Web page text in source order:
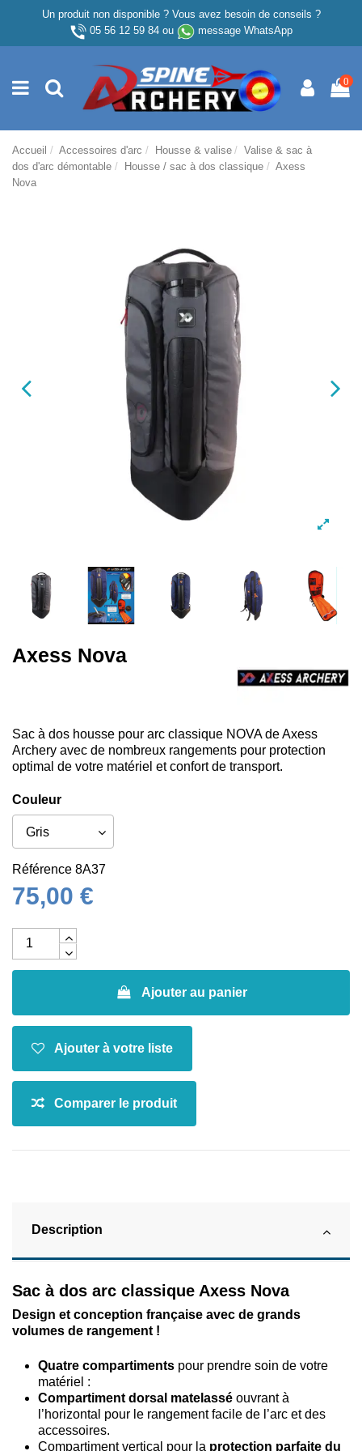
Un produit non disponible ? Vous avez besoin de conseils ?
05 56 12 59 84ou message WhatsApp
0
Accueil Accessoires d'arc Housse & valise
Valise & sac à
dos d'arc démontable
Housse / sac à dos classique
Axess
Nova
Axess Nova
Sac à dos housse pour arc classique NOVA de Axess
Archery avec de nombreux rangements pour protection
optimal de votre matériel et confort de transport.
Couleur
Référence 8A37
75,00 €
Ajouter au panier
Description
Sac à dos arc classique Axess Nova
Design et conception française avec de grands
volumes de rangement !
Quatre compartiments pour prendre soin de votre
matériel :
Compartiment dorsal matelassé ouvrant à
l’horizontal pour le rangement facile de l’arc et des
accessoires.
Compartiment vertical pour la protection parfaite du